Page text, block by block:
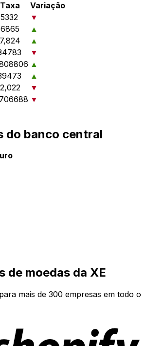
Taxa
Variação
▼
▲
▲
▼
▲
▲
▼
▼
do banco central
de moedas da XE
mais de 300 empresas em todo o